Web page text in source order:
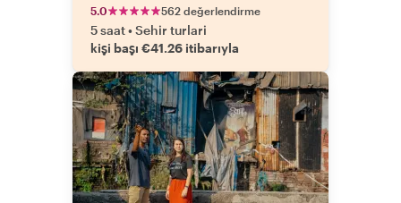
5.0 562 değerlendirme
5 saat•Sehir turlari
kişi başı €41.26 itibarıyla